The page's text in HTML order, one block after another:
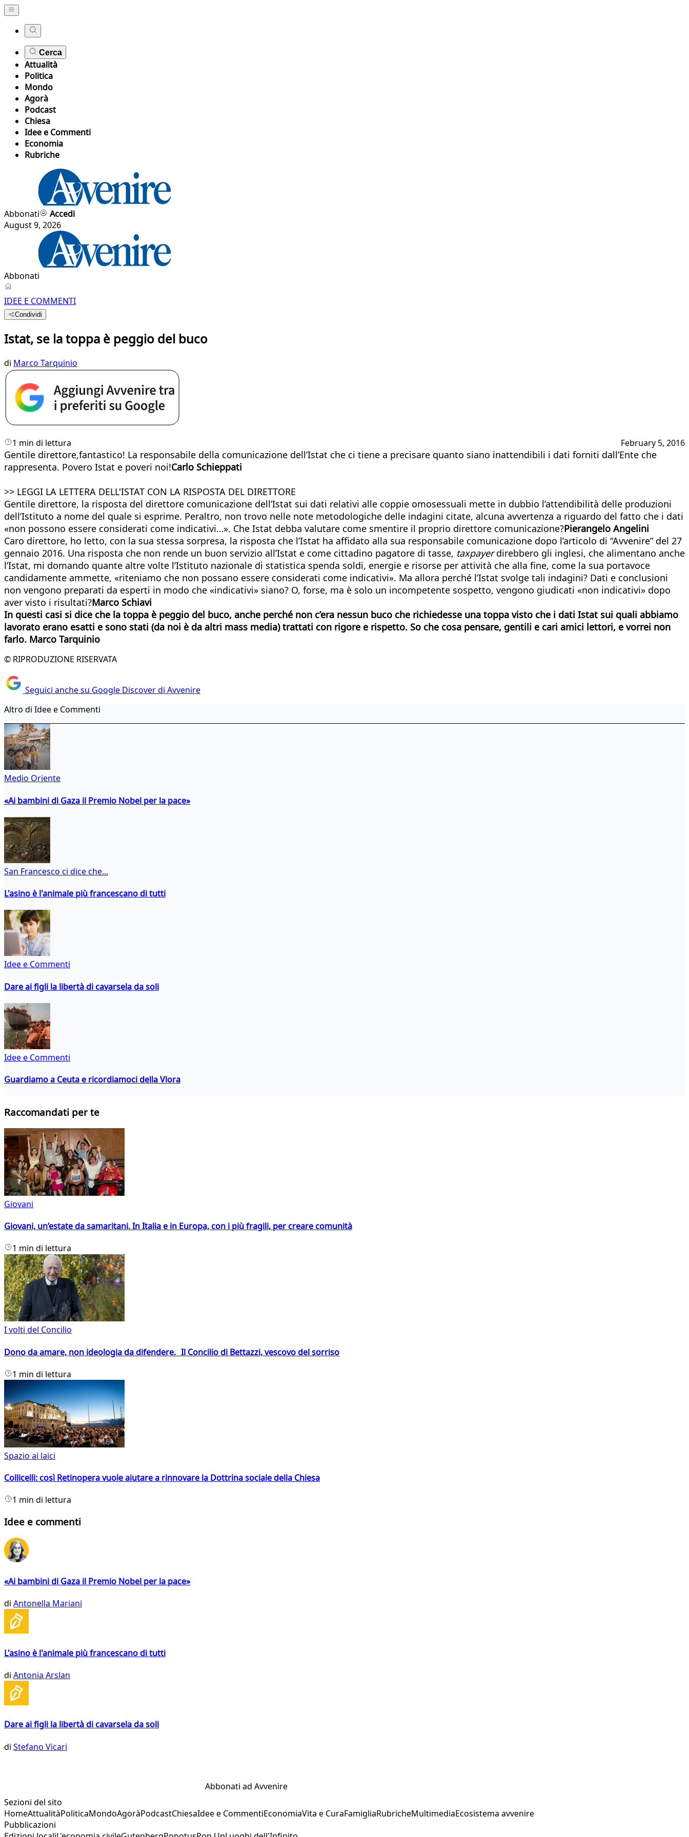
Cerca
Attualità
Politica
Mondo
Agorà
Podcast
Chiesa
Idee e Commenti
Economia
Rubriche
Abbonati
Accedi
August 9, 2026
Abbonati
IDEE E COMMENTI
Condividi
Istat, se la toppa è peggio del buco
di Marco Tarquinio
1 min di lettura February 5, 2016
Gentile direttore,fantastico! La responsabile della comunicazione dell’Istat che ci tiene a precisare quanto siano inattendibili i dati forniti dall’Ente che
rappresenta. Povero Istat e poveri noi!Carlo Schieppati
>> LEGGI LA LETTERA DELL'ISTAT CON LA RISPOSTA DEL DIRETTORE
Gentile direttore, la risposta del direttore comunicazione dell’Istat sui dati relativi alle coppie omosessuali mette in dubbio l’attendibilità delle produzioni
dell’Istituto a nome del quale si esprime. Peraltro, non trovo nelle note metodologiche delle indagini citate, alcuna avvertenza a riguardo del fatto che i dati
«non possono essere considerati come indicativi…». Che Istat debba valutare come smentire il proprio direttore comunicazione?Pierangelo Angelini
Caro direttore, ho letto, con la sua stessa sorpresa, la risposta che l’Istat ha affidato alla sua responsabile comunicazione dopo l’articolo di “Avvenire” del 27
gennaio 2016. Una risposta che non rende un buon servizio all’Istat e come cittadino pagatore di tasse, taxpayerdirebbero gli inglesi, che alimentano anche
l’Istat, mi domando quante altre volte l’Istituto nazionale di statistica spenda soldi, energie e risorse per attività che alla fine, come la sua portavoce
candidamente ammette, «riteniamo che non possano essere considerati come indicativi». Ma allora perché l’Istat svolge tali indagini? Dati e conclusioni
non vengono preparati da esperti in modo che «indicativi» siano? O, forse, ma è solo un incompetente sospetto, vengono giudicati «non indicativi» dopo
aver visto i risultati?Marco Schiavi
In questi casi si dice che la toppa è peggio del buco, anche perché non c’era nessun buco che richiedesse una toppa visto che i dati Istat sui quali abbiamo
lavorato erano esatti e sono stati (da noi è da altri mass media) trattati con rigore e rispetto. So che cosa pensare, gentili e cari amici lettori, e vorrei non
farlo. Marco Tarquinio
© RIPRODUZIONE RISERVATA
Seguici anche su Google Discover di Avvenire
Altro di Idee e Commenti
Medio Oriente
«Ai bambini di Gaza il Premio Nobel per la pace»
San Francesco ci dice che...
L'asino è l'animale più francescano di tutti
Idee e Commenti
Dare ai figli la libertà di cavarsela da soli
Idee e Commenti
Guardiamo a Ceuta e ricordiamoci della Vlora
Raccomandati per te
Giovani
Giovani, un’estate da samaritani. In Italia e in Europa, con i più fragili, per creare comunità
1 min di lettura
I volti del Concilio
Dono da amare, non ideologia da difendere. Il Concilio di Bettazzi, vescovo del sorriso
1 min di lettura
Spazio ai laici
Collicelli: così Retinopera vuole aiutare a rinnovare la Dottrina sociale della Chiesa
1 min di lettura
Idee e commenti
«Ai bambini di Gaza il Premio Nobel per la pace»
di Antonella Mariani
L'asino è l'animale più francescano di tutti
di Antonia Arslan
Dare ai figli la libertà di cavarsela da soli
di Stefano Vicari
Abbonati ad Avvenire
Sezioni del sito
HomeAttualitàPoliticaMondoAgoràPodcastChiesaIdee e CommentiEconomiaVita e CuraFamigliaRubricheMultimediaEcosistema avvenire
Pubblicazioni